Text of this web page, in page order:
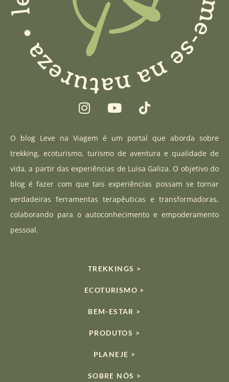
I
n
t
a
g
a
m
Y
o
t
u
b
T
i
t
o
k
O blog Leve na Viagem é um portal que aborda sobre
trekking, ecoturismo, turismo de aventura e qualidade de
vida, a partir das experiências de Luisa Galiza. O objetivo do
blog é fazer com que tais experiências possam se tornar
verdadeiras ferramentas terapêuticas e transformadoras,
colaborando para o autoconhecimento e empoderamento
pessoal.
TREKKINGS >
ECOTURISMO >
BEM-ESTAR >
PRODUTOS >
PLANEJE >
SOBRE NÓS >